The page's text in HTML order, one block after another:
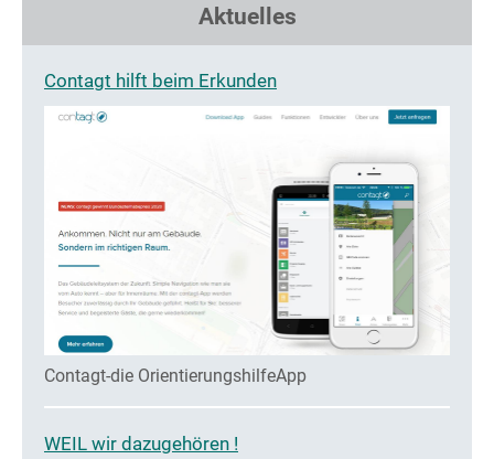
Aktuelles
Contagt hilft beim Erkunden
Contagt-die OrientierungshilfeApp
WEIL wir dazugehören !